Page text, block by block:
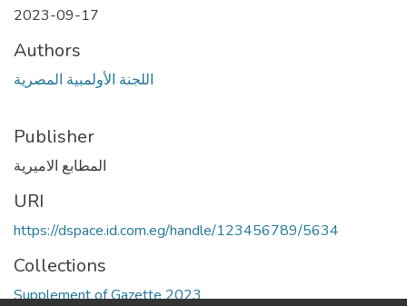
2023-09-17
Authors
اللجنة الأولمبية المصرية
Publisher
المطابع الاميرية
URI
https://dspace.id.com.eg/handle/123456789/5634
Collections
Supplement of Gazette 2023